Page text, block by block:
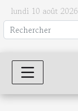
lundi 10 août 2026